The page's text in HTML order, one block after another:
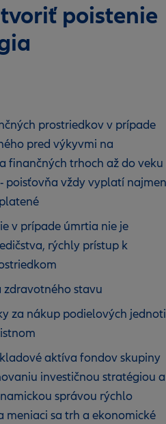
poistenie
prostriedkov v prípade
pred výkyvmi na
finančných trhoch až do veku
poisťovňa vždy vyplatí
v prípade úmrtia nie je
rýchly prístup k
zdravotného stavu
za nákup podielových
aktíva fondov skupiny
investičnou stratégiou a
správou rýchlo
meniaci sa trh a ekonomické